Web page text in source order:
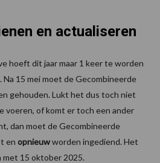
en actualiseren
hoeft dit jaar maar 1 keer te worden
Na 15 mei moet de Gecombineerde
gehouden. Lukt het dus toch niet
voeren, of komt er toch een ander
dan moet de Gecombineerde
en opnieuwworden ingediend. Het
15 oktober 2025.